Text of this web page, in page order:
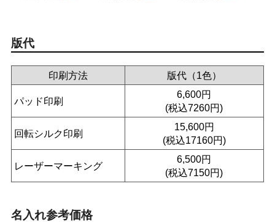
版代
印刷方法 版代（1色）
パッド印刷
6,600円
(税込7260円)
回転シルク印刷
15,600円
(税込17160円)
レーザーマーキング
6,500円
(税込7150円)
名入れ参考価格